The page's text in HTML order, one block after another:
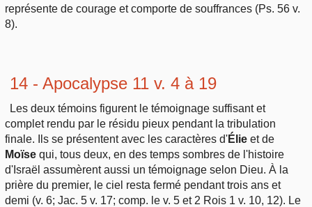
représente de courage et comporte de souffrances (Ps. 56 v.
8).
14 - Apocalypse 11 v. 4 à 19
Les deux témoins figurent le témoignage suffisant et
complet rendu par le résidu pieux pendant la tribulation
finale. Ils se présentent avec les caractères d'Élie et de
Moïse qui, tous deux, en des temps sombres de l'histoire
d'Israël assumèrent aussi un témoignage selon Dieu. À la
prière du premier, le ciel resta fermé pendant trois ans et
demi (v. 6; Jac. 5 v. 17; comp. le v. 5 et 2 Rois 1 v. 10, 12). Le